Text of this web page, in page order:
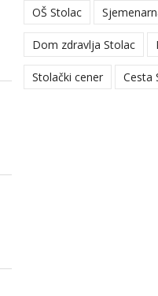
OŠ Stolac
Dom zdravlja Stolac
Stolački cener Cesta